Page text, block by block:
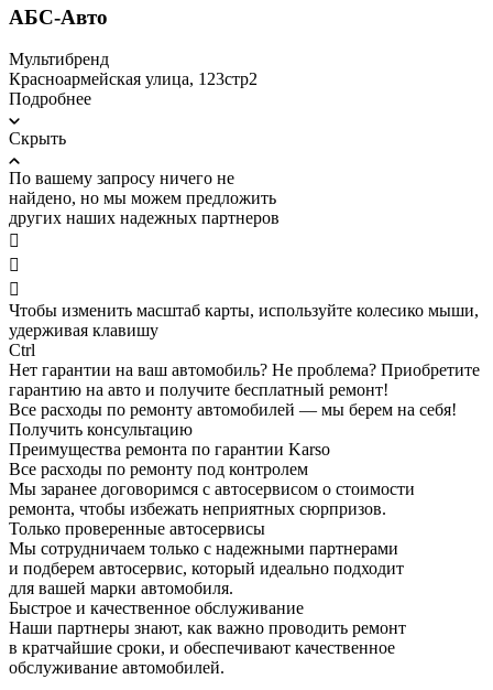
АБС-Авто
Мультибренд
Красноармейская улица, 123стр2
Подробнее
Скрыть
По вашему запросу ничего не
найдено, но мы можем предложить
других наших надежных партнеров



Чтобы изменить масштаб карты, используйте колесико мыши,
удерживая клавишу
Ctrl
Нет гарантии на ваш автомобиль? Не проблема? Приобретите
гарантию на авто и получите бесплатный ремонт!
Все расходы по ремонту автомобилей — мы берем на себя!
Получить консультацию
Преимущества ремонта по гарантии Karso
Все расходы по ремонту под контролем
Мы заранее договоримся с автосервисом о стоимости
ремонта, чтобы избежать неприятных сюрпризов.
Только проверенные автосервисы
Мы сотрудничаем только с надежными партнерами
и подберем автосервис, который идеально подходит
для вашей марки автомобиля.
Быстрое и качественное обслуживание
Наши партнеры знают, как важно проводить ремонт
в кратчайшие сроки, и обеспечивают качественное
обслуживание автомобилей.